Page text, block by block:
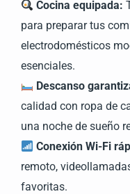
Cocina equipada:
para preparar tus
electrodomésticos
esenciales.
Descanso
calidad con ropa de
una noche de sueño
Conexión Wi-Fi
remoto,
favoritas.